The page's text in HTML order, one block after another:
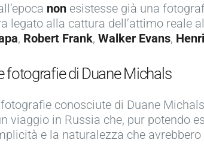
non esistesse già una
legato alla cattura dell’attimo reale
, Robert Frank, Walker Evans,
fotografie di Duane Michals
conosciute di Duane
viaggio in Russia che, pur potendo
e la naturalezza che